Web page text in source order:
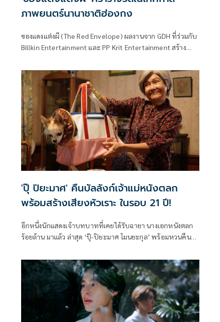
ภาพยนตร์นานาชาติฮ่องกง
ซองแดงแต่งผี (The Red Envelope) ผลงานจาก GDH ที่ร่วมกับ
Billkin Entertainment และ PP Krit Entertainment สร้าง
Audience Choice Award เป็นอันดับ 1 จากเทศกาลภาพยนตร์
นานาชาติฮ่องกง (Hong Kong International Film Festival)
ครั้งที่ 49
'ปุ๊ ปิยะมาศ' คืนบัลลังก์เจ้าแม่หนังตลก
พร้อมสร้างเสียงหัวเราะ ในรอบ 21 ปี! ​
อีกหนึ่งนักแสดงเจ้าบทบาทที่เคยได้รับฉายา นางเอกหนังตลก
ร้อยล้าน มาแล้ว ล่าสุด ‘ปุ๊-ปิยะมาศ โมนยะกุล’ พร้อมหวนคืน
อาม่าผู้แสนใจดีในภาพยนตร์แนวคอมเมดี้เรื่องเยี่ยม ‘ซองแดง
แต่งผี’ จากค่ายหนัง GDH